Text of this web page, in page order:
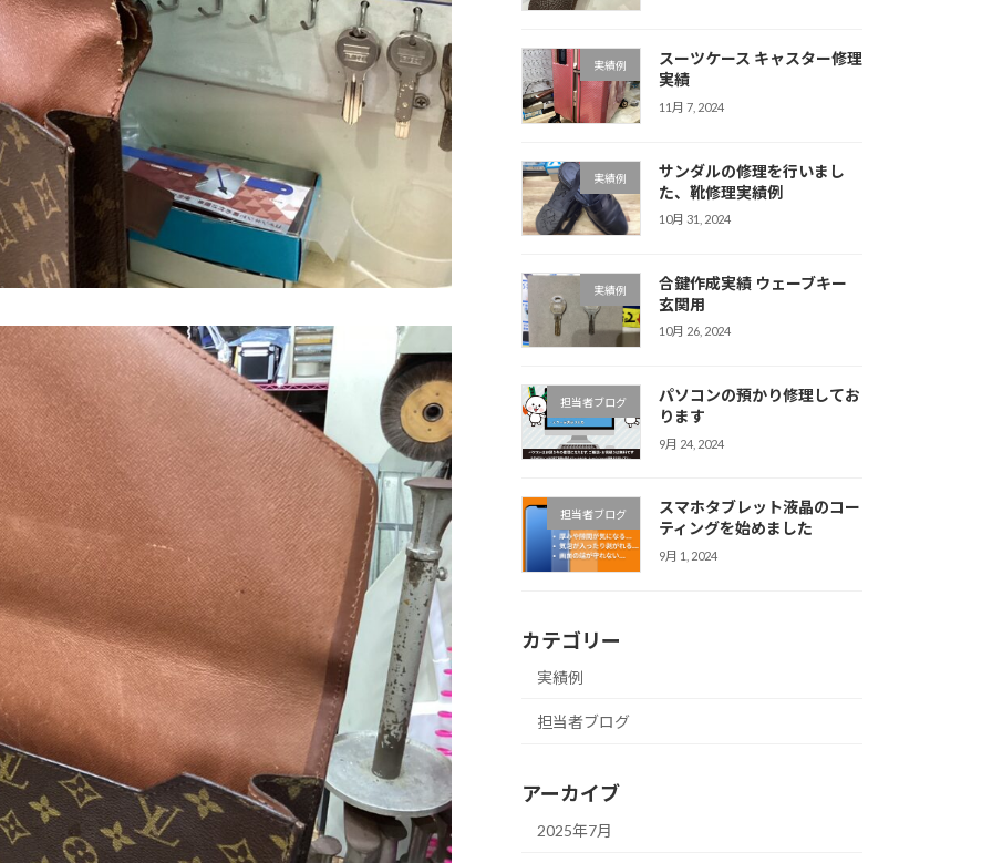
実績例
スーツケース キャスター修理
実績
11月 7, 2024
実績例
サンダルの修理を行いまし
た、靴修理実績例
10月 31, 2024
実績例
合鍵作成実績 ウェーブキー
玄関用
10月 26, 2024
担当者ブログ
パソコンの預かり修理してお
ります
9月 24, 2024
担当者ブログ
スマホタブレット液晶のコー
ティングを始めました
9月 1, 2024
カテゴリー
実績例
担当者ブログ
アーカイブ
2025年7月